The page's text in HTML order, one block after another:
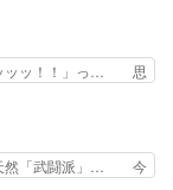
時視聴｜
で騙していた東
ープニン… テンポ
から全… 盟友ドレ
レゲネ… さて、登場
か私… 今回は遂にド
まさかの展開にめ
ャガタイの所へ密
ッッッ！！」っ… 思
ウツー回… この作
るの上… 藤子不二
ィット… 赤福のヌル
めら… 漫研が気にな
天然「武闘派」… 今